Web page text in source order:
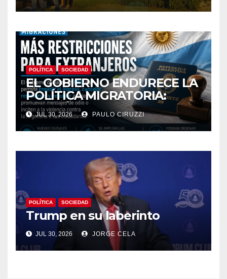
POLÍTICA SOCIEDAD
EL GOBIERNO ENDURECE LA
POLÍTICA MIGRATORIA:
PODRÁN EXPULSAR E
IMPEDIR EL INGRESO DE
EXTRANJEROS QUE
ODIO CONTRA LA
ARGENTINA
JUL 30, 2026 PAULO CIRUZZI
POLÍTICA SOCIEDAD
Trump en su laberinto
JUL 30, 2026 JORGE CELA